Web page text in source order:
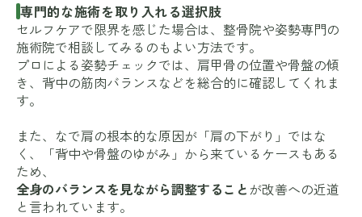
専門的な施術を取り入れる選択肢
セルフケアで限界を感じた場合は、整骨院や姿勢専門の
施術院で相談してみるのもよい方法です。
プロによる姿勢チェックでは、肩甲骨の位置や骨盤の傾
き、背中の筋肉バランスなどを総合的に確認してくれま
す。
また、なで肩の根本的な原因が「肩の下がり」ではな
く、「背中や骨盤のゆがみ」から来ているケースもある
ため、
全身のバランスを見ながら調整すること が改善への近道
と言われています。